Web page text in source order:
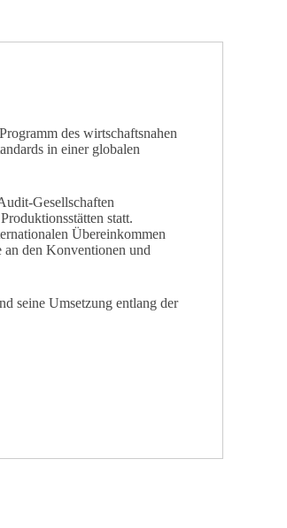
des wirtschaftsnahen
in einer globalen
Gesellschaften
statt.
Übereinkommen
an den Konventionen und
seine Umsetzung entlang der